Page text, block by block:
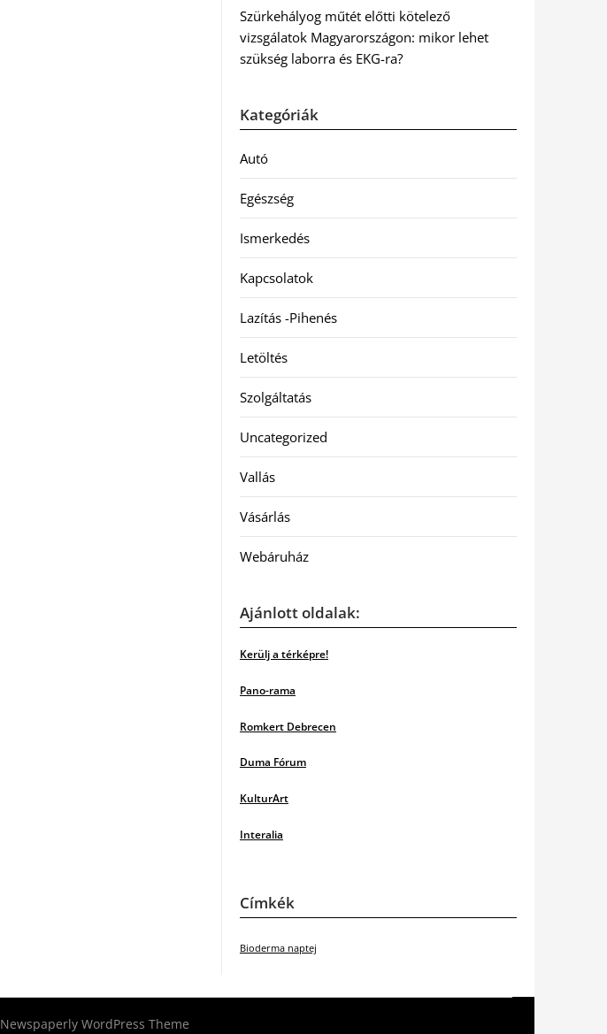
Szürkehályog műtét előtti kötelező
vizsgálatok Magyarországon: mikor lehet
szükség laborra és EKG-ra?
Kategóriák
Autó
Egészség
Ismerkedés
Kapcsolatok
Lazítás -Pihenés
Letöltés
Szolgáltatás
Uncategorized
Vallás
Vásárlás
Webáruház
Ajánlott oldalak:
Kerülj a térképre!
Pano-rama
Romkert Debrecen
Duma Fórum
KulturArt
Interalia
Címkék
Bioderma naptej
Newspaperly WordPress Theme